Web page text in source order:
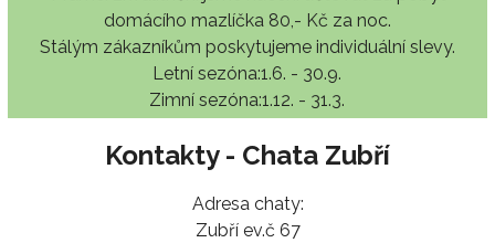
domácího mazlíčka 80,- Kč za noc.
Stálým zákazníkům poskytujeme individuální slevy.
Letní sezóna:1.6. - 30.9.
Zimní sezóna:1.12. - 31.3.
Kontakty - Chata Zubří
Adresa chaty:
Zubří ev.č 67